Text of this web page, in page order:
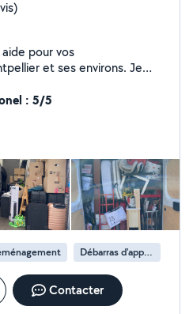
et ses environs. Je
et
Habitué aux
lourdes, organisation,
surprises Le tarif est
et le nombre de
Je vous
avec sérieux
Ayoub
: 5/5
Débarras d'appartement
Contacter